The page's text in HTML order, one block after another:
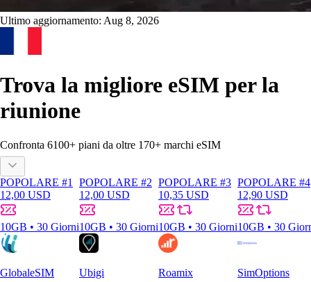
Ultimo aggiornamento: Aug 8, 2026
Trova la migliore eSIM per la
riunione
Confronta 6100+ piani da oltre 170+ marchi eSIM
POPOLARE #1
12,00 USD
10GB • 30 Giorni
GlobaleSIM
POPOLARE #2
12,00 USD
10GB • 30 Giorni
Ubigi
POPOLARE #3
10,35 USD
10GB • 30 Giorni
Roamix
POPOLARE #4
12,90 USD
10GB • 30
SimOptions